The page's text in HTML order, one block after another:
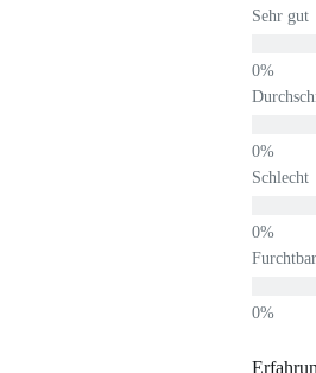
Sehr gut
Schlecht
Furchtbar